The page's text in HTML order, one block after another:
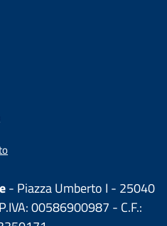
- Piazza Umberto I - 25040
00586900987 - C.F.: